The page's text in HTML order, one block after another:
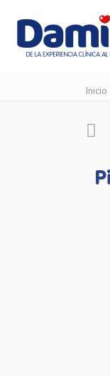
Inicio